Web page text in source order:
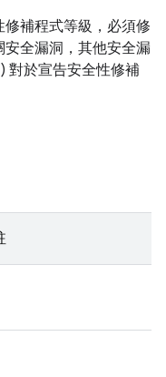
補程式等級，必須修
全漏洞，其他安全漏
對於宣告安全性修補